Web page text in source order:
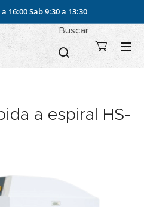
16:00Sab 9:30 a 13:30
Buscar
a espiral HS-